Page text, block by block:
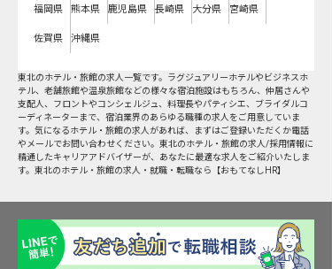
福岡県 熊本県 鹿児島県 長崎県 大分県 宮崎県
佐賀県 沖縄県
東北のホテル・旅館の求人一覧です。ラグジュアリーホテルやビジネスホ
テル、老舗旅館や温泉旅館などの様々な宿泊施設はもちろん、仲居さんや
支配人、フロントやコンシェルジュ、料理長やパティシエ、ブライダルコ
ーディネーターまで、宿泊業界のあらゆる職種の求人をご用意していま
す。気になるホテル・旅館の求人があれば、まずはご登録いただくか電話
やメールでお問い合わせください。東北のホテル・旅館の求人/採用情報に
精通したキャリアアドバイザーが、あなたに最適な求人をご紹介いたしま
す。東北のホテル・旅館の求人・就職・転職なら【おもてなしHR】